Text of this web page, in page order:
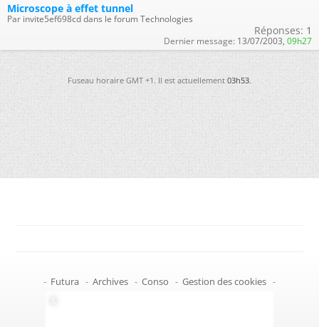
Microscope à effet tunnel
Par invite5ef698cd dans le forum Technologies
Réponses: 1
Dernier message: 13/07/2003, 09h27
Fuseau horaire GMT +1. Il est actuellement03h53.
- Futura - Archives - Conso - Gestion des cookies -